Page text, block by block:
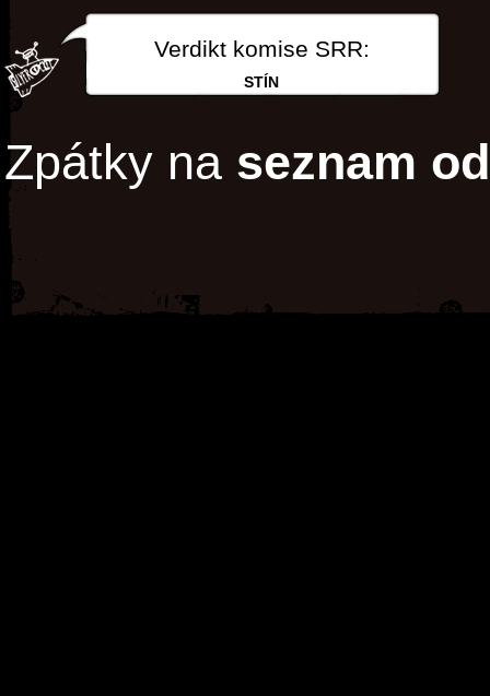
Verdikt komise SRR:
STÍN
Zpátky na seznam